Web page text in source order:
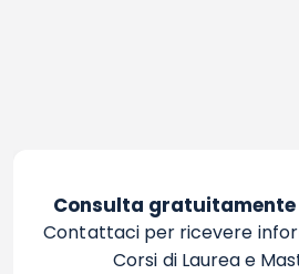
Consulta
Contattaci per ricevere
Corsi di Laurea e